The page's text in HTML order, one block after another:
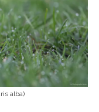
alba)